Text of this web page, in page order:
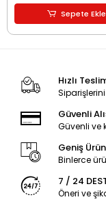
Sepete Ekle
Hızlı
Güvenli
Güvenli ve
Geniş
Binlerce
7 / 24
Öneri ve